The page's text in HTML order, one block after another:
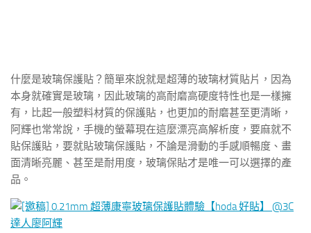
什麼是玻璃保護貼？簡單來說就是超薄的玻璃材質貼片，因為
本身就確實是玻璃，因此玻璃的高耐磨高硬度特性也是一樣擁
有，比起一般塑料材質的保護貼，也更加的耐磨甚至更清晰，
阿輝也常常說，手機的螢幕現在這麼漂亮高解析度，要麻就不
貼保護貼，要就貼玻璃保護貼，不論是滑動的手感順暢度、畫
面清晰亮麗、甚至是耐用度，玻璃保貼才是唯一可以選擇的產
品。